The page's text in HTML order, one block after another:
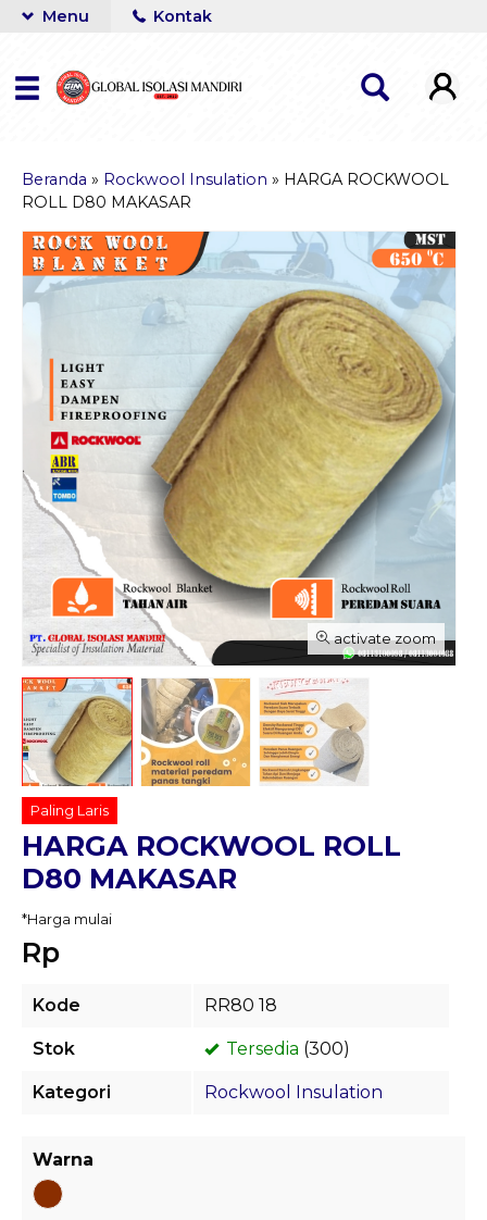
Menu Kontak
Beranda » Rockwool Insulation » HARGA ROCKWOOL
ROLL D80 MAKASAR
activate zoom
Paling Laris
HARGA ROCKWOOL ROLL
D80 MAKASAR
*Harga mulai
Rp
Kode RR80 18
Stok Tersedia (300)
Kategori Rockwool Insulation
Warna